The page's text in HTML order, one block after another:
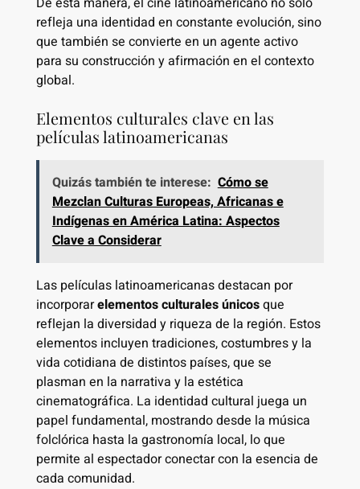
refleja una identidad en constante evolución, sino
que también se convierte en un agente activo
para su construcción y afirmación en el contexto
global.
Elementos culturales clave en las
películas latinoamericanas
Quizás también te interese: Cómo se
Mezclan Culturas Europeas, Africanas e
Indígenas en América Latina: Aspectos
Clave a Considerar
Las películas latinoamericanas destacan por
incorporarelementos culturales únicosque
reflejan la diversidad y riqueza de la región. Estos
elementos incluyen tradiciones, costumbres y la
vida cotidiana de distintos países, que se
plasman en la narrativa y la estética
cinematográfica. La identidad cultural juega un
papel fundamental, mostrando desde la música
folclórica hasta la gastronomía local, lo que
permite al espectador conectar con la esencia de
cada comunidad.